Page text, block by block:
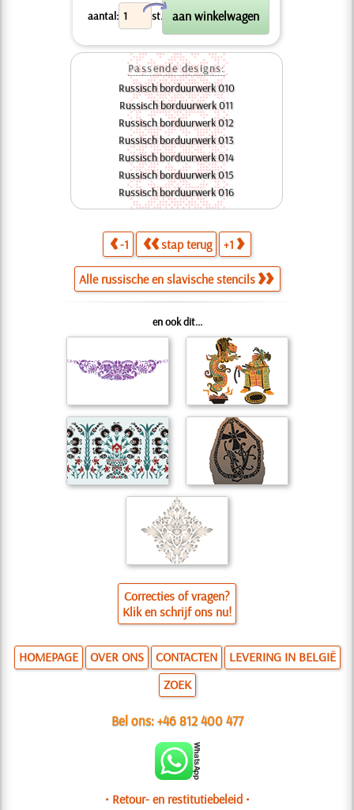
aantal: st.
X
Passende designs:
Russisch borduurwerk 010
Russisch borduurwerk 011
Russisch borduurwerk 012
Russisch borduurwerk 013
Russisch borduurwerk 014
Russisch borduurwerk 015
Russisch borduurwerk 016
-1 stap terug +1
Alle russische en slavische stencils
en ook dit...
Correcties of vragen?
Klik en schrijf ons nu!
HOMEPAGE OVER ONS CONTACTEN
LEVERING IN BELGIË
ZOEK
Bel ons:+46 812 400 477
• Retour- en restitutiebeleid •